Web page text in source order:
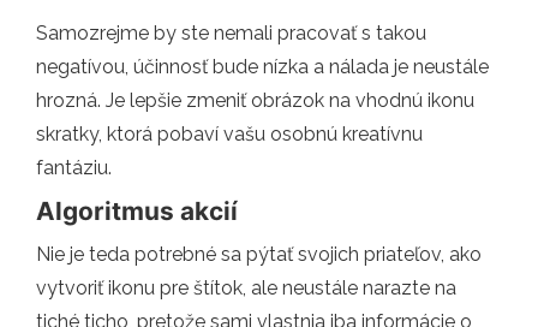
Samozrejme by ste nemali pracovať s takou
negatívou, účinnosť bude nízka a nálada je neustále
hrozná. Je lepšie zmeniť obrázok na vhodnú ikonu
skratky, ktorá pobaví vašu osobnú kreatívnu
fantáziu.
Algoritmus akcií
Nie je teda potrebné sa pýtať svojich priateľov, ako
vytvoriť ikonu pre štítok, ale neustále narazte na
tiché ticho, pretože sami vlastnia iba informácie o